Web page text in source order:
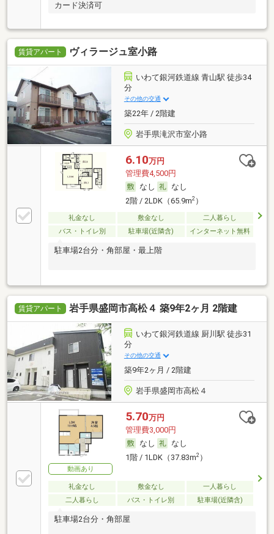
カード決済可
賃貸アパート ヴィラージュ室小路
いわて銀河鉄道線 青山駅 徒歩34
分
その他の交通
築22年 / 2階建
岩手県滝沢市室小路
6.10万円
管理費4,500円
なし
なし
2階 / 2LDK（65.9m2）
礼金なし 敷金なし
二人暮らし
バス・トイレ別
駐車場(近隣含) インターネット無料
駐車場2台分・角部屋・最上階
賃貸アパート 岩手県盛岡市高松４ 築9年2ヶ月 2階建
いわて銀河鉄道線 厨川駅 徒歩31
分
その他の交通
築9年2ヶ月 / 2階建
岩手県盛岡市高松４
動画あり
5.70万円
管理費3,000円
なし
なし
1階 / 1LDK（37.83m2）
礼金なし 敷金なし
一人暮らし
二人暮らし
バス・トイレ別 駐車場(近隣含)
駐車場2台分・角部屋